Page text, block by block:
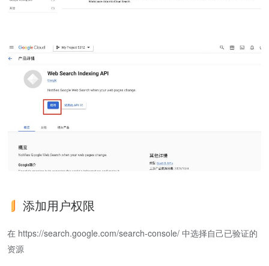
添加用户权限
在 https://search.google.com/search-console/ 中选择自己已验证的
资源